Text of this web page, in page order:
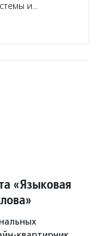
и…
«Языковая